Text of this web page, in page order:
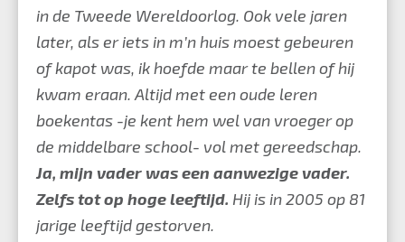
in de Tweede Wereldoorlog. Ook vele jaren
later, als er iets in m’n huis moest gebeuren
of kapot was, ik hoefde maar te bellen of hij
kwam eraan. Altijd met een oude leren
boekentas -je kent hem wel van vroeger op
de middelbare school- vol met gereedschap.
Ja, mijn vader was een aanwezige vader.
Zelfs tot op hoge leeftijd. Hij is in 2005 op 81
jarige leeftijd gestorven.